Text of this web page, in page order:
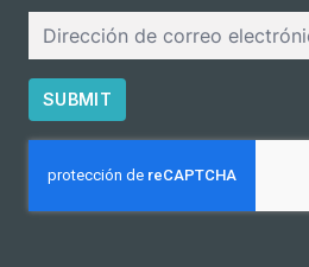
electrónico
SUBMIT